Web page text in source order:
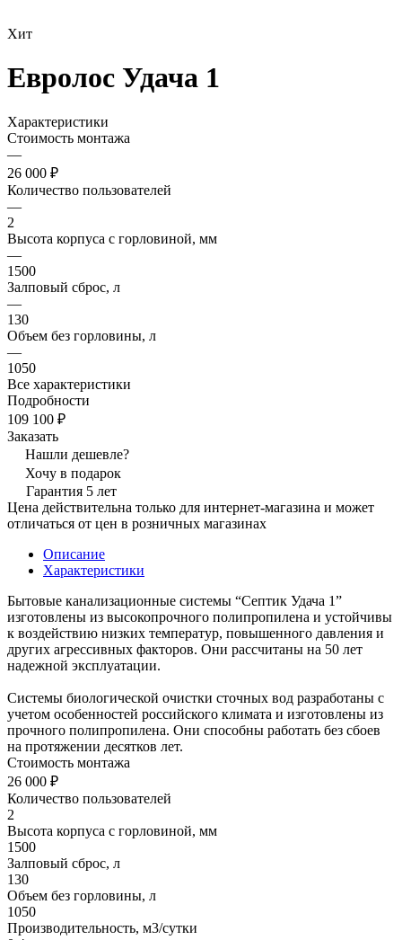
Хит
Евролос Удача 1
Характеристики
Стоимость монтажа
—
26 000 ₽
Количество пользователей
—
2
Высота корпуса с горловиной, мм
—
1500
Залповый сброс, л
—
130
Объем без горловины, л
—
1050
Все характеристики
Подробности
109 100 ₽
Заказать
Нашли дешевле?
Хочу в подарок
Гарантия 5 лет
Цена действительна только для интернет-магазина и может
отличаться от цен в розничных магазинах
Описание
Характеристики
Бытовые канализационные системы “Септик Удача 1”
изготовлены из высокопрочного полипропилена и устойчивы
к воздействию низких температур, повышенного давления и
других агрессивных факторов. Они рассчитаны на 50 лет
надежной эксплуатации.
Системы биологической очистки сточных вод разработаны с
учетом особенностей российского климата и изготовлены из
прочного полипропилена. Они способны работать без сбоев
на протяжении десятков лет.
Стоимость монтажа
26 000 ₽
Количество пользователей
2
Высота корпуса с горловиной, мм
1500
Залповый сброс, л
130
Объем без горловины, л
1050
Производительность, м3/сутки